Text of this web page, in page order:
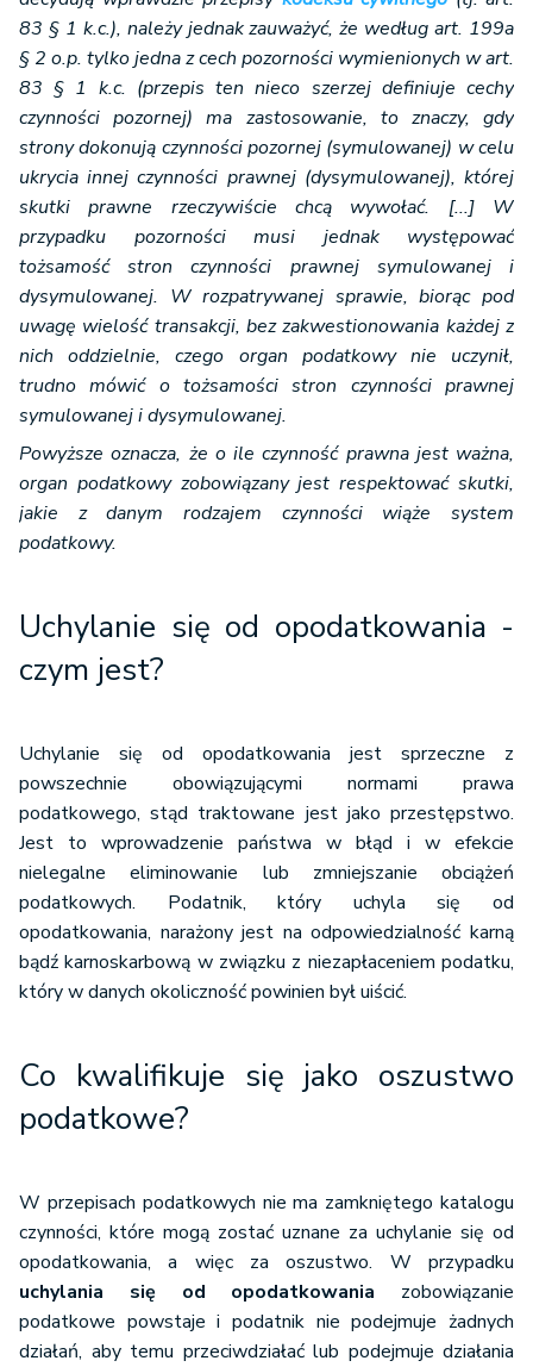
83 § 1 k.c.), należy jednak zauważyć, że według art. 199a
§ 2 o.p. tylko jedna z cech pozorności wymienionych w art.
83 § 1 k.c. (przepis ten nieco szerzej definiuje cechy
czynności pozornej) ma zastosowanie, to znaczy, gdy
strony dokonują czynności pozornej (symulowanej) w celu
ukrycia innej czynności prawnej (dysymulowanej), której
skutki prawne rzeczywiście chcą wywołać. [...] W
przypadku pozorności musi jednak występować
tożsamość stron czynności prawnej symulowanej i
dysymulowanej. W rozpatrywanej sprawie, biorąc pod
uwagę wielość transakcji, bez zakwestionowania każdej z
nich oddzielnie, czego organ podatkowy nie uczynił,
trudno mówić o tożsamości stron czynności prawnej
symulowanej i dysymulowanej.
Powyższe oznacza, że o ile czynność prawna jest ważna,
organ podatkowy zobowiązany jest respektować skutki,
jakie z danym rodzajem czynności wiąże system
podatkowy.
Uchylanie się od opodatkowania -
czym jest?
Uchylanie się od opodatkowania jest sprzeczne z
powszechnie obowiązującymi normami prawa
podatkowego, stąd traktowane jest jako przestępstwo.
Jest to wprowadzenie państwa w błąd i w efekcie
nielegalne eliminowanie lub zmniejszanie obciążeń
podatkowych. Podatnik, który uchyla się od
opodatkowania, narażony jest na odpowiedzialność karną
bądź karnoskarbową w związku z niezapłaceniem podatku,
który w danych okoliczność powinien był uiścić.
Co kwalifikuje się jako oszustwo
podatkowe?
W przepisach podatkowych nie ma zamkniętego katalogu
czynności, które mogą zostać uznane za uchylanie się od
opodatkowania, a więc za oszustwo. W przypadku
uchylania się od opodatkowania zobowiązanie
podatkowe powstaje i podatnik nie podejmuje żadnych
działań, aby temu przeciwdziałać lub podejmuje działania